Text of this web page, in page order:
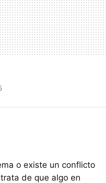
o existe un conflicto
de que algo en